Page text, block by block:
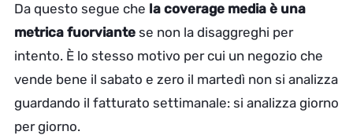
Da questo segue che la coverage media è una
metrica fuorviante se non la disaggreghi per
intento. È lo stesso motivo per cui un negozio che
vende bene il sabato e zero il martedì non si analizza
guardando il fatturato settimanale: si analizza giorno
per giorno.